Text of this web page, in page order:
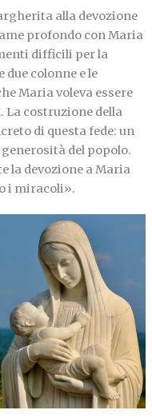
alla devozione
profondo con Maria
difficili per la
due colonne e le
Maria voleva essere
costruzione della
di questa fede: un
del popolo.
la devozione a Maria
i miracoli».